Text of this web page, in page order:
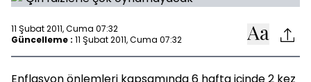
11 Şubat 2011, Cuma 07:32
Güncelleme : 11 Şubat 2011, Cuma 07:32